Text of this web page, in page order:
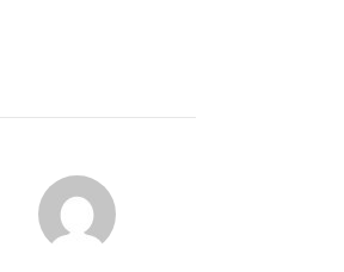
BERICHTAUTEUR